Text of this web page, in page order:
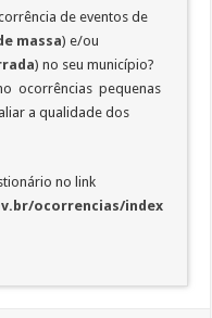
de eventos de
massa) e/ou
) no seu município?
ocorrências pequenas
a qualidade dos
no link
ocorrencias/index